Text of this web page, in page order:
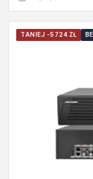
TANIEJ -5724 ZŁ